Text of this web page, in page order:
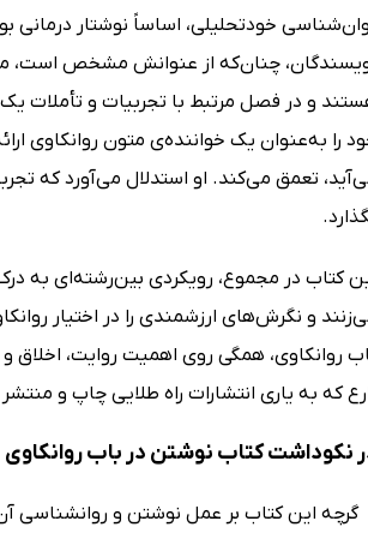
خودتحلیلی، اساساً نوشتار
چنان‌که از عنوانش مشخص است،
و در فصل مرتبط با تجربیات و تأملات یک
را به‌عنوان یک خواننده‌ی متون
تعمق می‌کند. او استدلال می‌آورد که
کتاب در مجموع، رویکردی بین‌رشته‌ای به
و نگرش‌های ارزشمندی را در اختیار
روانکاوی، همگی روی اهمیت روایت، اخلاق و
که به یاری انتشارات راه طلایی چاپ و
نکوداشت کتاب نوشتن در باب روانکاوی
گرچه این کتاب بر عمل نوشتن و روانشناسی